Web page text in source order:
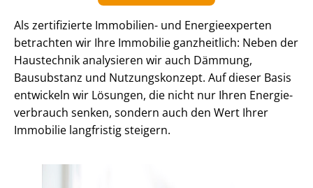
Als zertifizierte Immobilien- und Energieexperten
betrachten wir Ihre Immobilie ganzheitlich: Neben der
Haustechnik analysieren wir auch Dämmung,
Bausubstanz und Nutzungskonzept. Auf dieser Basis
entwickeln wir Lösungen, die nicht nur Ihren En­er­gie­
ver­brauch senken, sondern auch den Wert Ihrer
Immobilie langfristig steigern.